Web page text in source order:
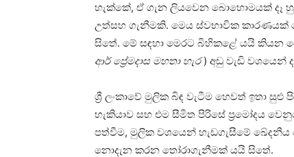
හැක්කේ, ඒ ගැන ලියවෙන බොහොමයක් දෑ
උත්සහ ගැනීමකි. මෙය ස්වභාවික කාරණයක්
සිතේ. මේ සඳහා මෙරට බිහිකළේ යයි කියන
ආර් ප්‍රේමදාස මහතා හැර) අඩු වැඩි
ශ්‍රී ලංකාවේ මුලික බිඳ වැටීම හෙවත් ඉතා
හැකියාව සහ එම සීමිත පිරිසේ ප්‍රමෝදය
පත්වීම, මුලික වශයෙන් හැඩගැසීමේ
නොදැන කරන තෝරාගැනීමක් යයි සිතේ.